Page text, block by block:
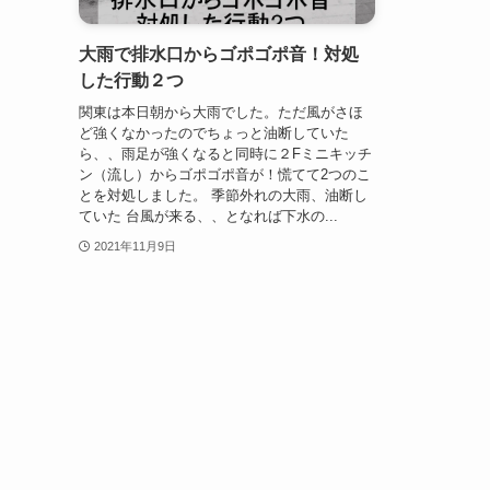
大雨で排水口からゴポゴポ音！対処
した行動２つ
関東は本日朝から大雨でした。ただ風がさほ
ど強くなかったのでちょっと油断していた
ら、、雨足が強くなると同時に２Fミニキッチ
ン（流し）からゴポゴポ音が！慌てて2つのこ
とを対処しました。 季節外れの大雨、油断し
ていた 台風が来る、、となれば下水の...
2021年11月9日